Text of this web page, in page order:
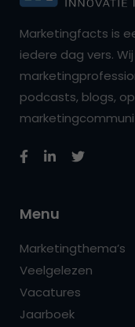
Marketingfacts is
iedere dag vers.
podcasts, blogs,
Menu
Marketingthema’s
Veelgelezen
Vacatures
Jaarboek